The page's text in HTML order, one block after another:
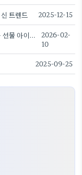
트렌드 2025-12-15
생일꽃다발의 매력과 포장법으로 기억에 남는 선물 아이디어 만들기
2026-02-
10
2025-09-25